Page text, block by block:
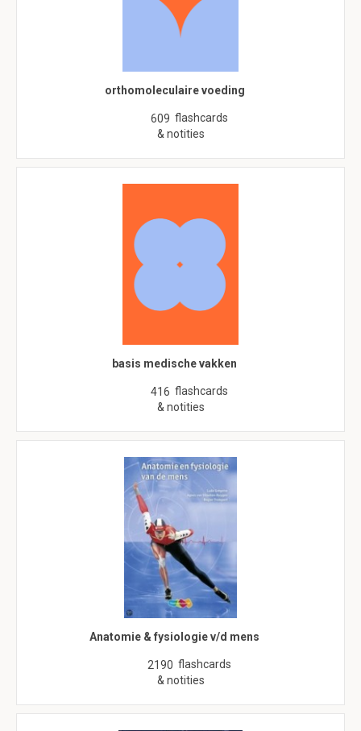
orthomoleculaire voeding
609 flashcards
& notities
basis medische vakken
416 flashcards
& notities
Anatomie & fysiologie v/d mens
2190 flashcards
& notities